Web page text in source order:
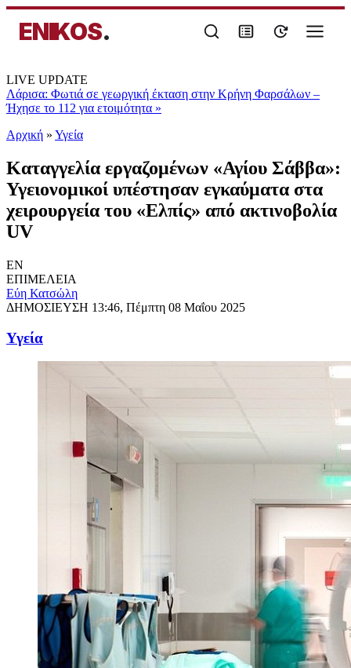
ENIKOS.
LIVE UPDATE
Λάρισα: Φωτιά σε γεωργική έκταση στην Κρήνη Φαρσάλων –
Ήχησε το 112 για ετοιμότητα »
Αρχική » Υγεία
Καταγγελία εργαζομένων «Αγίου Σάββα»:
Υγειονομικοί υπέστησαν εγκαύματα στα
χειρουργεία του «Ελπίς» από ακτινοβολία
UV
EN
ΕΠΙΜΕΛΕΙΑ
Εύη Κατσώλη
ΔΗΜΟΣΙΕΥΣΗ 13:46, Πέμπτη 08 Μαΐου 2025
Υγεία